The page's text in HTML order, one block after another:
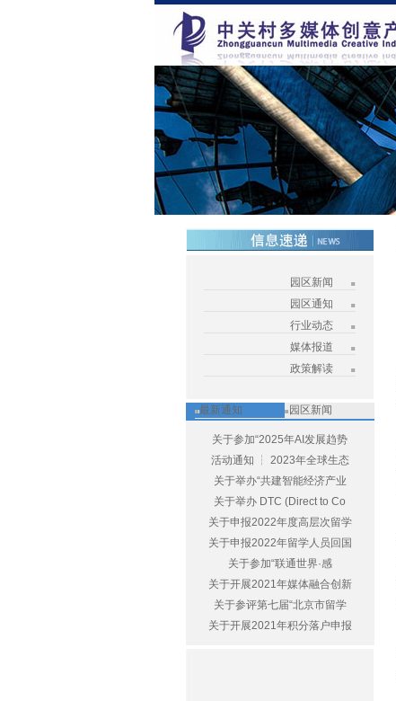
园区新闻
园区通知
行业动态
媒体报道
政策解读
最新通知 园区新闻
关于参加“2025年AI发展趋势
活动通知 ┆ 2023年全球生态
关于举办“共建智能经济产业
关于举办 DTC (Direct to Co
关于申报2022年度高层次留学
关于申报2022年留学人员回国
关于参加“联通世界·感
关于开展2021年媒体融合创新
关于参评第七届“北京市留学
关于开展2021年积分落户申报